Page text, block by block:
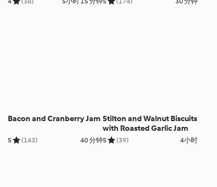
Bacon and Cranberry Jam
5 (143) 40 分钟
Stilton and Walnut Biscuits
with Roasted Garlic Jam
5 (39) 4小时